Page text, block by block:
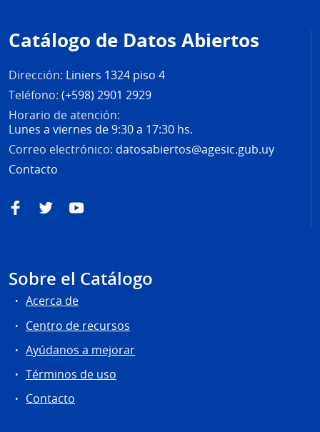
de
página
Catálogo de Datos Abiertos
Dirección: Liniers 1324 piso 4
Teléfono: (+598) 2901 2929
Horario de atención:
Lunes a viernes de 9:30 a 17:30 hs.
Correo electrónico: datosabiertos@agesic.gub.uy
Contacto
FacebookTwitterYouTube
Sobre el Catálogo
Acerca de
Centro de recursos
Ayúdanos a mejorar
Términos de uso
Contacto